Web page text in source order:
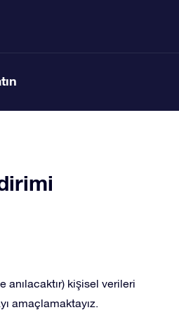
anılacaktır) kişisel verileri
amaçlamaktayız.